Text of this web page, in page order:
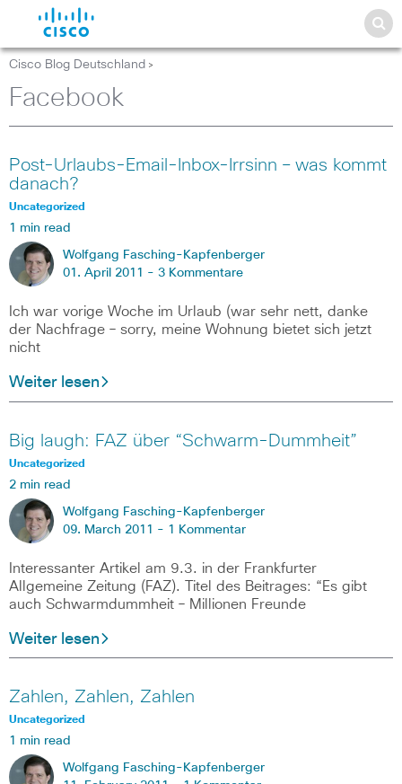
Cisco Blog Deutschland >
Facebook
Post-Urlaubs-Email-Inbox-Irrsinn – was kommt
danach?
Uncategorized
1 min read
Wolfgang Fasching-Kapfenberger
01. April 2011 - 3 Kommentare
Ich war vorige Woche im Urlaub (war sehr nett, danke
der Nachfrage – sorry, meine Wohnung bietet sich jetzt
nicht
Weiter lesen
Big laugh: FAZ über “Schwarm-Dummheit”
Uncategorized
2 min read
Wolfgang Fasching-Kapfenberger
09. March 2011 - 1 Kommentar
Interessanter Artikel am 9.3. in der Frankfurter
Allgemeine Zeitung (FAZ). Titel des Beitrages: “Es gibt
auch Schwarmdummheit – Millionen Freunde
Weiter lesen
Zahlen, Zahlen, Zahlen
Uncategorized
1 min read
Wolfgang Fasching-Kapfenberger